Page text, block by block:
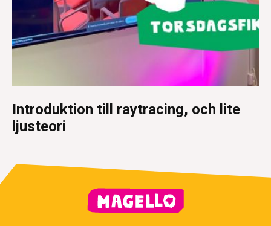
Introduktion till raytracing, och lite
ljusteori